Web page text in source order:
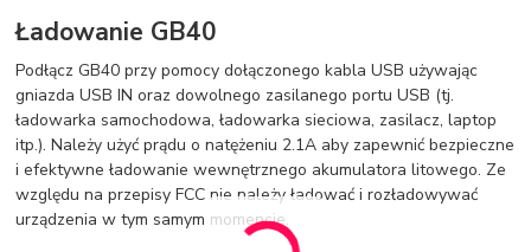
Ładowanie GB40
Podłącz GB40 przy pomocy dołączonego kabla USB używając
gniazda USB IN oraz dowolnego zasilanego portu USB (tj.
ładowarka samochodowa, ładowarka sieciowa, zasilacz, laptop
itp.). Należy użyć prądu o natężeniu 2.1A aby zapewnić bezpieczne
i efektywne ładowanie wewnętrznego akumulatora litowego. Ze
względu na przepisy FCC nie należy ładować i rozładowywać
urządzenia w tym samym momencie.